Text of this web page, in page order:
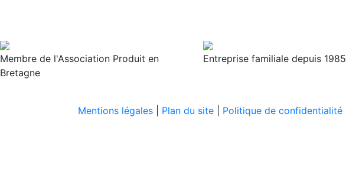
Membre de l'Association Produit en
Bretagne
Entreprise familiale depuis 1985
Mentions légales Plan du site Politique de confidentialité